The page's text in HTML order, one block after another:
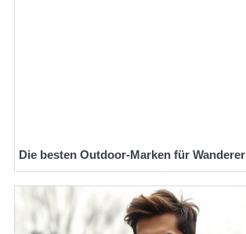
Die besten Outdoor-Marken für Wanderer